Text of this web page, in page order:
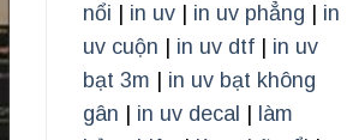
nổi
in uv| in uv phẳng
in
uv cuộn
in uv dtf| in uv
bạt 3m
in uv bạt không
gân
in uv decal
làm